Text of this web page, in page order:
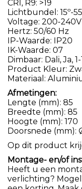
CRI, R9: >19
Lichtbundel: 15º-
Voltage: 200-
Hertz: 50/60 Hz
IP-Waarde: IP20
IK-Waarde: 07
Dimbaar: Dali, Ja,
Product Kleur:
Materiaal:
Afmetingen:
Lengte (mm): 85
Breedte (mm): 85
Hoogte (mm): 170
Doorsnede (mm):
Op dit product
Montage- en/of
Heeft u een
verlichting?